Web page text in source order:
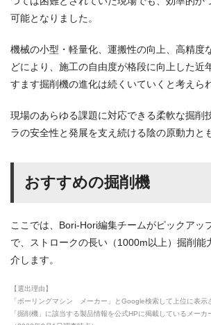
可能となりました。
機械の小型・軽量化、運搬性の向上、高精度
どにより、施工の自由度が格段に向上した近
すます掘削機の進化は続くいていくと考えら
現場のあらゆる課題に対応できる柔軟な掘削
ラの安全性と発展を支え続ける陰の原動力と
おすすめの掘削機
ここでは、Bori-Hori編集チームがピックアッ
で、ストロークの長い（1000m以上）掘削能
介します。
【選出理由】
「ボーリングマシン メーカー」とGoogle検索して上位に表
「掘削機」に該当する製品情報を公式HPに掲載しているメー